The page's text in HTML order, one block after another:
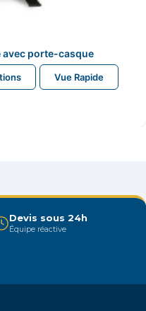
avec porte-casque
Ce
produit
peuvent
être
choisies
page
Vue Rapide
Devis sous 24h
Équipe réactive